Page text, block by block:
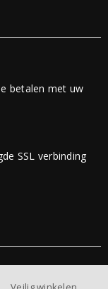
betalen met uw
SSL verbinding